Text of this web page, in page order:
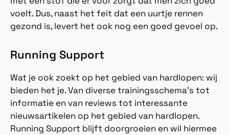
voelt. Dus, naast het feit dat een uurtje rennen
gezond is, levert het ook nog een goed gevoel op.
Running Support
Wat je ook zoekt op het gebied van hardlopen: wij
bieden het je. Van diverse trainingsschema's tot
informatie en van reviews tot interessante
nieuwsartikelen op het gebied van hardlopen.
Running Support blijft doorgroeien en wil hiermee